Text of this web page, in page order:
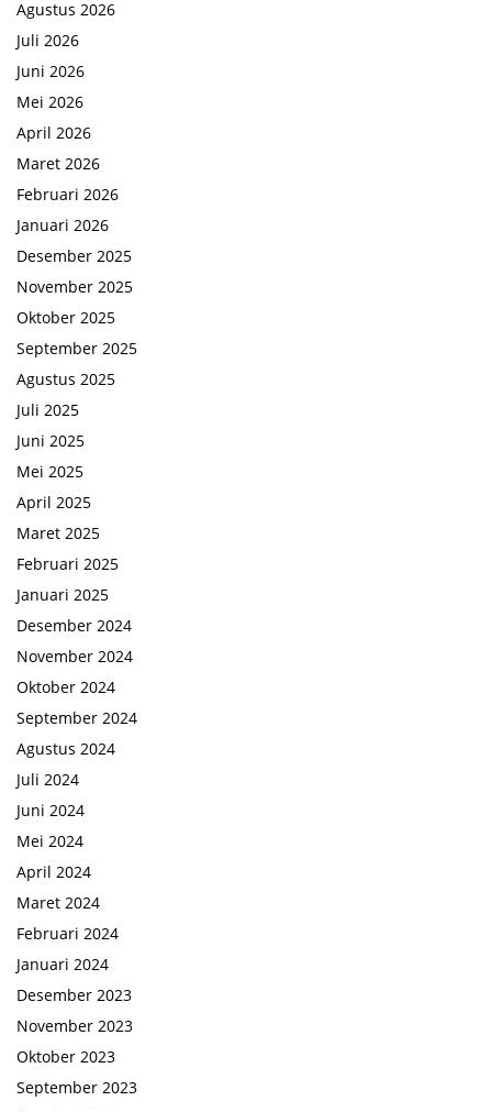
Agustus 2026
Juli 2026
Juni 2026
Mei 2026
April 2026
Maret 2026
Februari 2026
Januari 2026
Desember 2025
November 2025
Oktober 2025
September 2025
Agustus 2025
Juli 2025
Juni 2025
Mei 2025
April 2025
Maret 2025
Februari 2025
Januari 2025
Desember 2024
November 2024
Oktober 2024
September 2024
Agustus 2024
Juli 2024
Juni 2024
Mei 2024
April 2024
Maret 2024
Februari 2024
Januari 2024
Desember 2023
November 2023
Oktober 2023
September 2023